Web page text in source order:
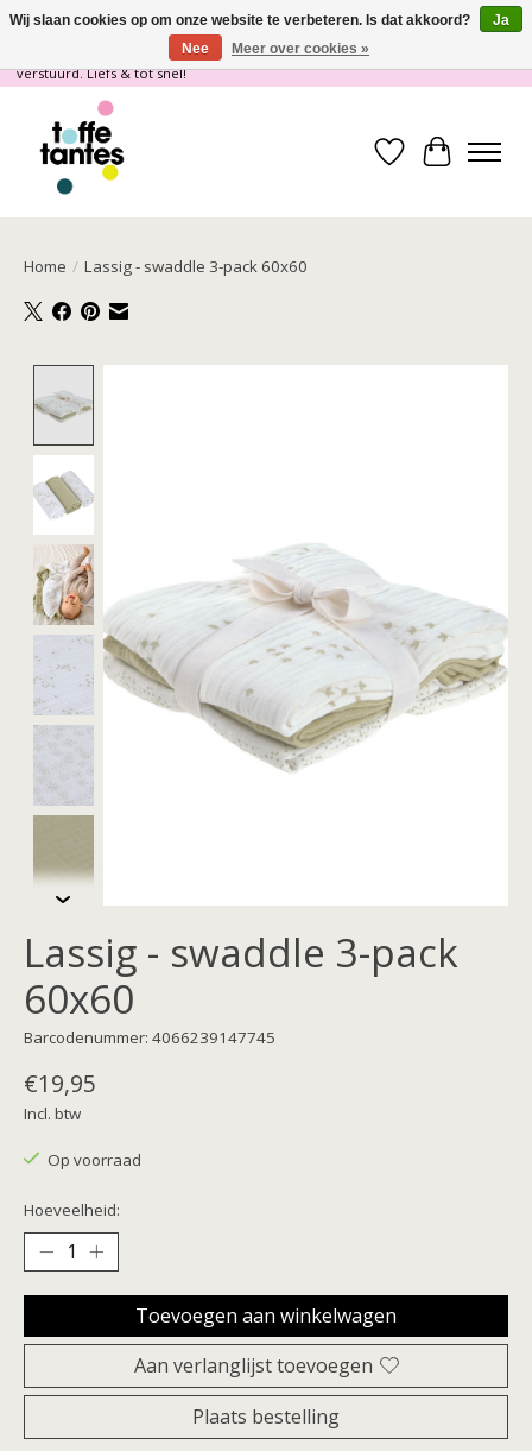
Wij gaan op vakantie! vanaf 4 juli t/m 21 juli worden er geen pakketjes
verstuurd. Liefs & tot snel!
Verlanglijst
Home / Lassig - swaddle 3-pack 60x60
Lassig - swaddle 3-pack
60x60
Barcodenummer: 4066239147745
€19,95
Incl. btw
Op voorraad
Hoeveelheid:
Toevoegen aan winkelwagen
Aan verlanglijst toevoegen
Plaats bestelling
Wij slaan cookies op om onze website te verbeteren. Is dat akkoord?
Ja
Nee
Meer over cookies »